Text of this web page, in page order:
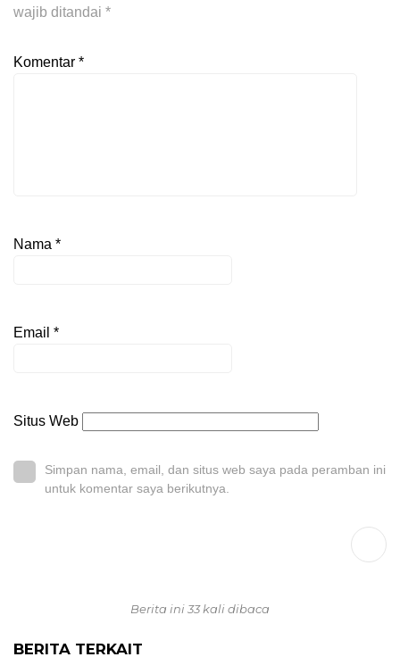
wajib ditandai *
Komentar *
Nama *
Email *
Situs Web
Simpan nama, email, dan situs web saya pada peramban ini
untuk komentar saya berikutnya.
Berita ini 33 kali dibaca
BERITA TERKAIT